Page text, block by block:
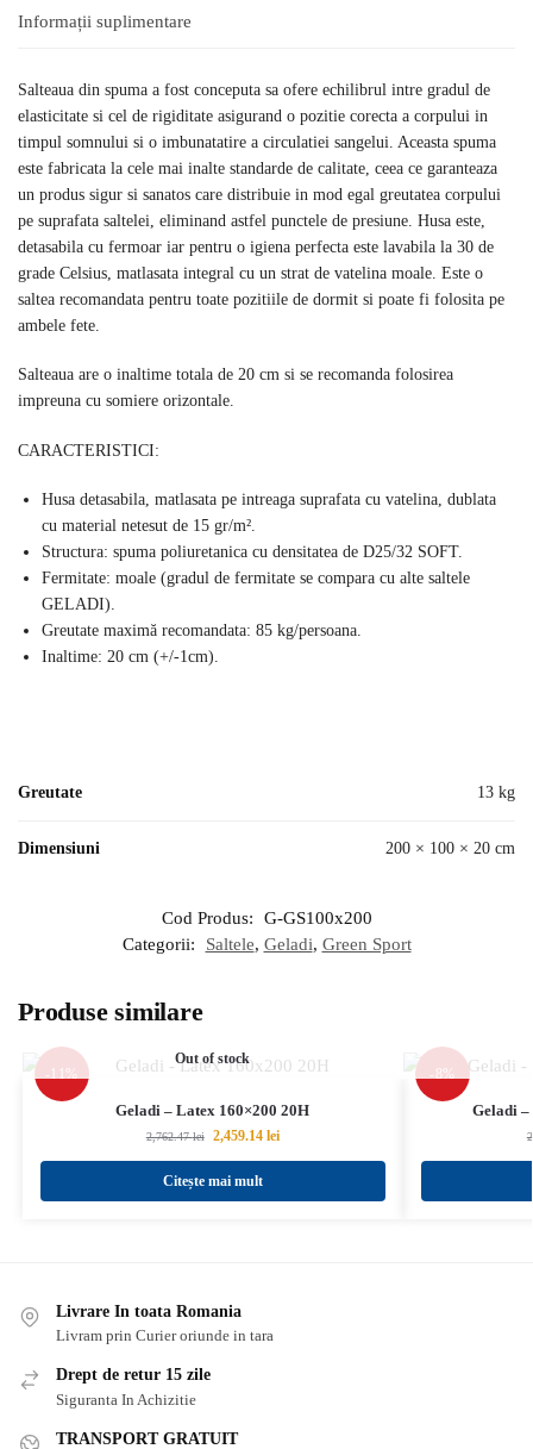
Informații suplimentare
Salteaua din spuma a fost conceputa sa ofere echilibrul intre gradul de
elasticitate si cel de rigiditate asigurand o pozitie corecta a corpului in
timpul somnului si o imbunatatire a circulatiei sangelui. Aceasta spuma
este fabricata la cele mai inalte standarde de calitate, ceea ce garanteaza
un produs sigur si sanatos care distribuie in mod egal greutatea corpului
pe suprafata saltelei, eliminand astfel punctele de presiune. Husa este,
detasabila cu fermoar iar pentru o igiena perfecta este lavabila la 30 de
grade Celsius, matlasata integral cu un strat de vatelina moale. Este o
saltea recomandata pentru toate pozitiile de dormit si poate fi folosita pe
ambele fete.
Salteaua are o inaltime totala de 20 cm si se recomanda folosirea
impreuna cu somiere orizontale.
CARACTERISTICI:
Husa detasabila, matlasata pe intreaga suprafata cu vatelina, dublata
cu material netesut de 15 gr/m².
Structura: spuma poliuretanica cu densitatea de D25/32 SOFT.
Fermitate: moale (gradul de fermitate se compara cu alte saltele
GELADI).
Greutate maximă recomandata: 85 kg/persoana.
Inaltime: 20 cm (+/-1cm).
Greutate 13 kg
Dimensiuni 200 × 100 × 20 cm
Cod Produs:
G-GS100x200
Categorii:
Saltele, Geladi, Green Sport
Produse similare
-11%
Out of stock
Geladi – Latex 160×200 20H
2,762.47lei 2,459.14 lei
Citește mai mult
-8%
Geladi –
Livrare In toata Romania
Livram prin Curier oriunde in tara
Drept de retur 15 zile
Siguranta In Achizitie
TRANSPORT GRATUIT